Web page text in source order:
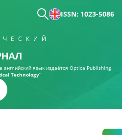
ISSN: 1023-5086
язык издаётся Optica Publishing
Technology“